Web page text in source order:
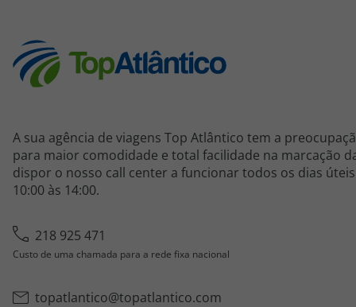
A sua agência de viagens Top Atlântico tem a
para maior comodidade e total facilidade na marcação
dispor o nosso call center a funcionar todos os dias úteis
10:00 às 14:00.
218 925 471
Custo de uma chamada para a rede fixa nacional
topatlantico@topatlantico.com